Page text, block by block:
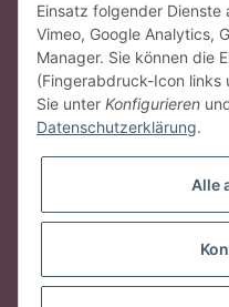
* Alle Preise inkl. gesetzlicher USt.,
Einsatz folgender Dienste
Vimeo, Google Analytics,
Manager. Sie können die
(Fingerabdruck-Icon links
Sie unter Konfigurieren
Datenschutzerklärung.
Alle